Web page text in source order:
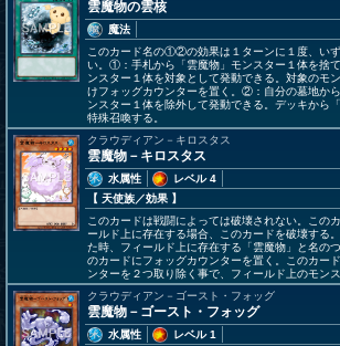
雲魔物の雲核
魔法
このカード名の①②の効果は１ターンに１度、い
い。①：手札から「雲魔物」モンスター１体を捨
ンスター１体を対象として発動できる。対象のモ
けフォッグカウンターを置く。②：自分の墓地か
ンスター１体を除外して発動できる。デッキから
特殊召喚する。
クラウディアン－キロスタス
雲魔物－キロスタス
水属性
レベル 4
【 天使族／効果 】
このカードは戦闘によっては破壊されない。この
ールド上に存在する場合、このカードを破壊する
た時、フィールド上に存在する「雲魔物」と名の
のカードにフォッグカウンターを置く。このカー
ンターを２つ取り除く事で、フィールド上のモン
クラウディアン－ゴースト・フォッグ
雲魔物－ゴースト・フォッグ
水属性
レベル 1